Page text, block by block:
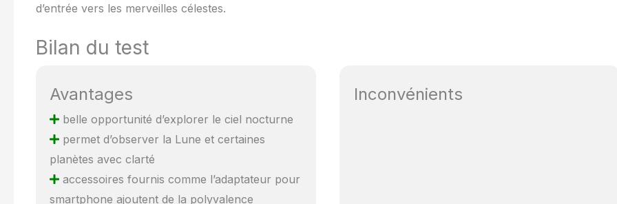
d’entrée vers les merveilles célestes.
Bilan du test
Avantages
belle opportunité d’explorer le ciel nocturne
permet d’observer la Lune et certaines
planètes avec clarté
accessoires fournis comme l’adaptateur pour
smartphone ajoutent de la polyvalence
Inconvénients